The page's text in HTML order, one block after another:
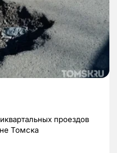
проездов
Томска